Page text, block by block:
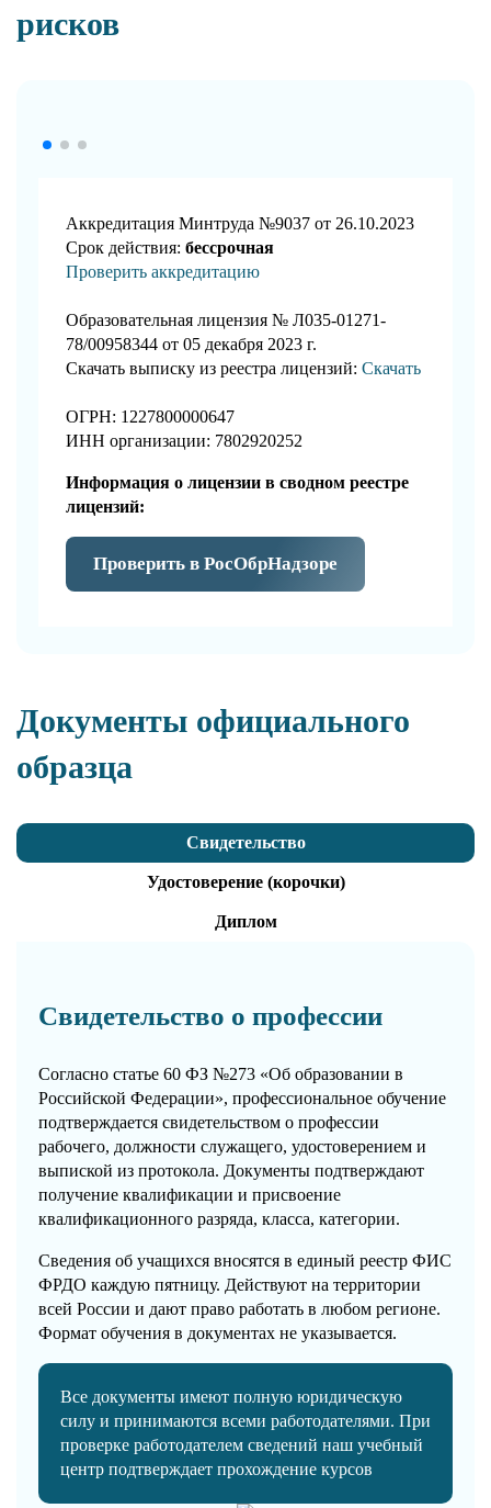
рисков
Аккредитация Минтруда №9037 от 26.10.2023
Срок действия: бессрочная
Проверить аккредитацию
Образовательная лицензия № Л035-01271-
78/00958344 от 05 декабря 2023 г.
Скачать выписку из реестра лицензий: Скачать
ОГРН: 1227800000647
ИНН организации: 7802920252
Информация о лицензии в сводном реестре
лицензий:
Проверить в РосОбрНадзоре
Документы официального
образца
Свидетельство
Удостоверение (корочки)
Диплом
Свидетельство о профессии
Согласно статье 60 ФЗ №273 «Об образовании в
Российской Федерации», профессиональное обучение
подтверждается свидетельством о профессии
рабочего, должности служащего, удостоверением и
выпиской из протокола. Документы подтверждают
получение квалификации и присвоение
квалификационного разряда, класса, категории.
Сведения об учащихся вносятся в единый реестр ФИС
ФРДО каждую пятницу. Действуют на территории
всей России и дают право работать в любом регионе.
Формат обучения в документах не указывается.
Все документы имеют полную юридическую
силу и принимаются всеми работодателями. При
проверке работодателем сведений наш учебный
центр подтверждает прохождение курсов